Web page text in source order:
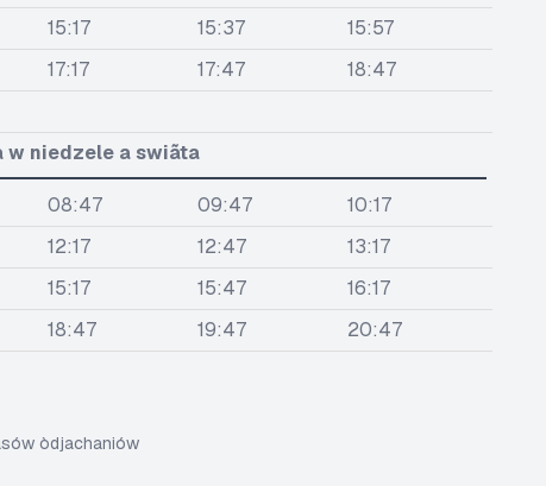
15:17 15:37
15:57
17:17 17:47
18:47
w niedzele a swiãta
08:47 09:47
10:17
12:17 12:47
13:17
15:17 15:47
16:17
18:47 19:47
20:47
òdjachaniów